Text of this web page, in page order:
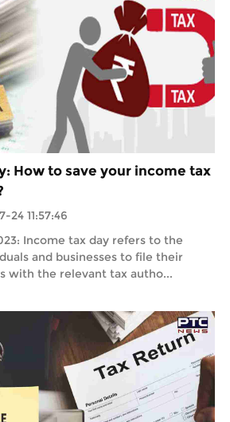
How to save your income tax
24 11:57:46
Income tax day refers to the
and businesses to file their
with the relevant tax autho...